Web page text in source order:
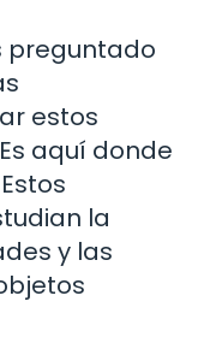
preguntado
estos
aquí donde
la
y las